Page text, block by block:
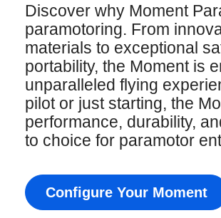
Discover why Moment
paramotoring. From
materials to exceptional
portability, the Moment is
unparalleled flying
pilot or just starting, the
performance, durability,
to choice for paramotor
Configure Your Moment